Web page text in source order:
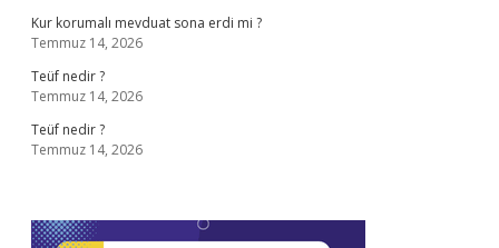
Kur korumalı mevduat sona erdi mi ?
Temmuz 14, 2026
Teüf nedir ?
Temmuz 14, 2026
Teüf nedir ?
Temmuz 14, 2026